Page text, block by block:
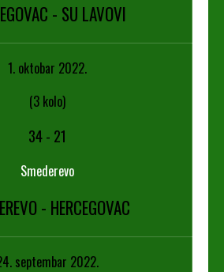
- SU LAVOVI
1. oktobar 2022.
(3 kolo)
34- 21
Smederevo
- HERCEGOVAC
septembar 2022.